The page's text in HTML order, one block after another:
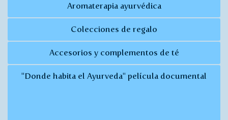
Aromaterapia ayurvédica
Colecciones de regalo
Accesorios y complementos de té
"Donde habita el Ayurveda" película documental